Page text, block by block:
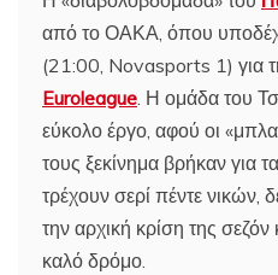
από το ΟΑΚΑ, όπου
(21:00, Novasports 1) για
Euroleague. Η ομάδα του
εύκολο έργο, αφού οι
τους ξεκίνημα βρήκαν για
τρέχουν σερί πέντε νικών,
την αρχική κρίση της
καλό δρόμο.